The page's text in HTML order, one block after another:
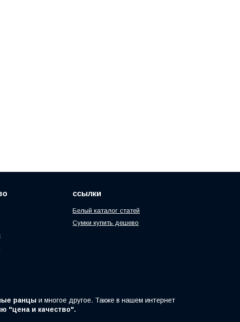
ссылки
Белый каталог статей
Сумки купить дешево
ранцы и многое другое. Также в нашем интернет
"цена и качество".